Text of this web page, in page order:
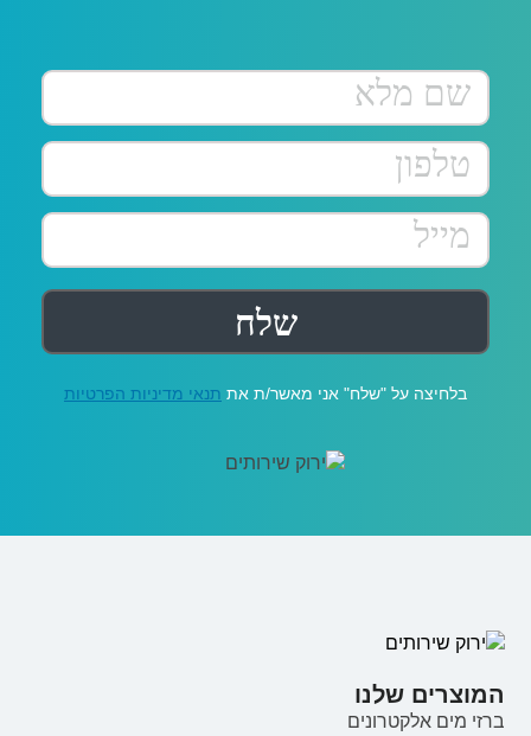
בלחיצה על "שלח" אני מאשר/ת את תנאי מדיניות הפרטיות
המוצרים שלנו
ברזי מים אלקטרונים